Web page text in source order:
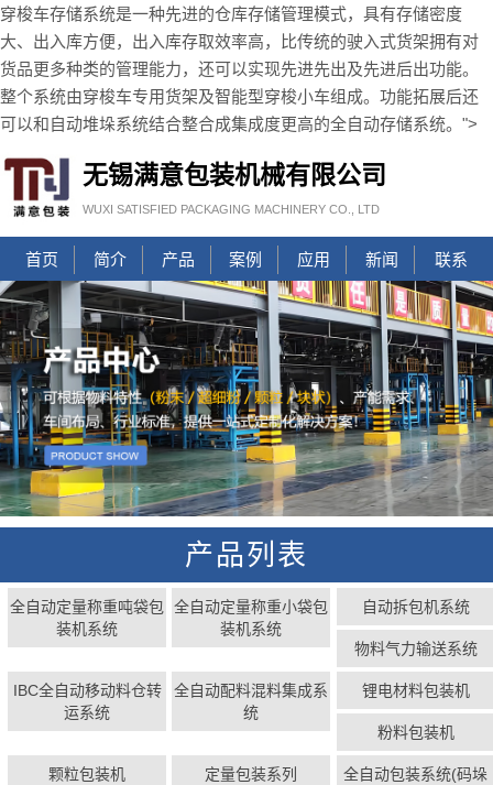
穿梭车存储系统是一种先进的仓库存储管理模式，具有存储密度
大、出入库方便，出入库存取效率高，比传统的驶入式货架拥有对
货品更多种类的管理能力，还可以实现先进先出及先进后出功能。
整个系统由穿梭车专用货架及智能型穿梭小车组成。功能拓展后还
可以和自动堆垛系统结合整合成集成度更高的全自动存储系统。">
无锡满意包装机械有限公司
WUXI SATISFIED PACKAGING MACHINERY CO., LTD
首页 简介 产品 案例 应用 新闻 联系
产品列表
全自动定量称重吨袋包
装机系统
全自动定量称重小袋包
装机系统
自动拆包机系统
物料气力输送系统
IBC全自动移动料仓转
运系统
全自动配料混料集成系
统
锂电材料包装机
粉料包装机
颗粒包装机 定量包装系列
全自动包装系统(码垛